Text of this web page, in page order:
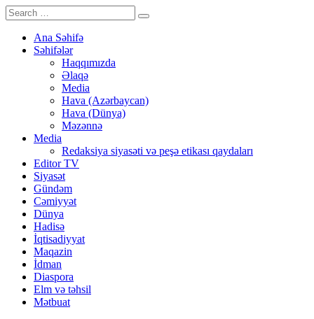
Ana Səhifə
Səhifələr
Haqqımızda
Əlaqə
Media
Hava (Azərbaycan)
Hava (Dünya)
Məzənnə
Media
Redaksiya siyasəti və peşə etikası qaydaları
Editor TV
Siyasət
Gündəm
Cəmiyyət
Dünya
Hadisə
İqtisadiyyat
Maqazin
İdman
Diaspora
Elm və təhsil
Mətbuat